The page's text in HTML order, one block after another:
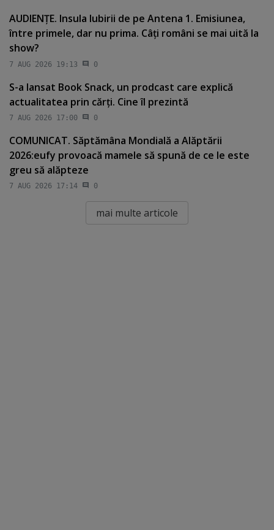
AUDIENŢE. Insula Iubirii de pe Antena 1. Emisiunea,
între primele, dar nu prima. Câţi români se mai uită la
show?
7 AUG 2026 19:13 0
S-a lansat Book Snack, un prodcast care explică
actualitatea prin cărţi. Cine îl prezintă
7 AUG 2026 17:00 0
COMUNICAT. Săptămâna Mondială a Alăptării
2026:eufy provoacă mamele să spună de ce le este
greu să alăpteze
7 AUG 2026 17:14 0
mai multe articole